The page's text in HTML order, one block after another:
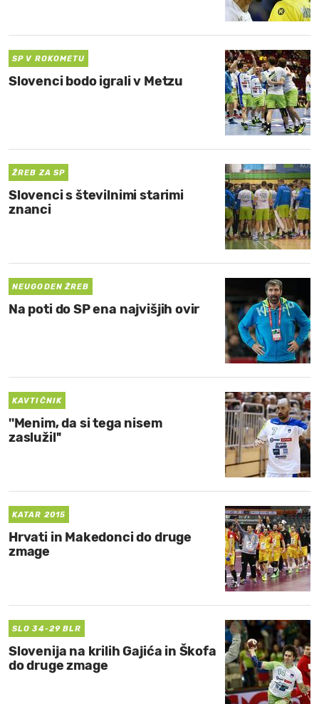
MOJ
SP V ROKOMETU
Slovenci bodo igrali v Metzu
ŽREB ZA SP
Slovenci s številnimi starimi
znanci
NEUGODEN ŽREB
Na poti do SP ena najvišjih ovir
KAVTIČNIK
''Menim, da si tega nisem
zaslužil''
KATAR 2015
Hrvati in Makedonci do druge
zmage
SLO 34-29 BLR
Slovenija na krilih Gajića in Škofa
do druge zmage